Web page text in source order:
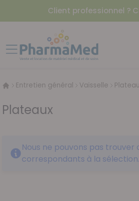
Client professionnel ?
Affichage navigation
Entretien général Vaisselle
Plateaux
Nous ne pouvons pas trouver
correspondants à la sélection.